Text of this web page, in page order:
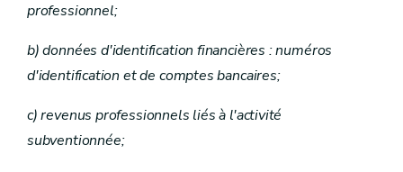
professionnel;
b) données d'identification financières : numéros
d'identification et de comptes bancaires;
c) revenus professionnels liés à l'activité
subventionnée;